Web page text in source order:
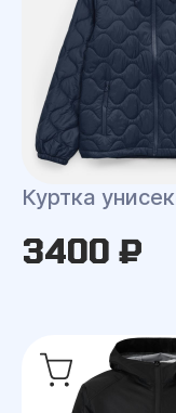
Куртка
3400 ₽